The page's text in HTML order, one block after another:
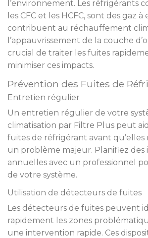
l’environnement. Les réfrigérants
les CFC et les HCFC, sont des gaz
contribuent au réchauffement
l’appauvrissement de la couche
crucial de traiter les fuites
minimiser ces impacts.
Prévention des Fuites de
Entretien régulier
Un entretien régulier de votre
climatisation par Filtre Plus peut
fuites de réfrigérant avant
un problème majeur. Planifiez des
annuelles avec un professionnel
de votre système.
Utilisation de détecteurs de fuites
Les détecteurs de fuites peuvent
rapidement les zones
une intervention rapide. Ces